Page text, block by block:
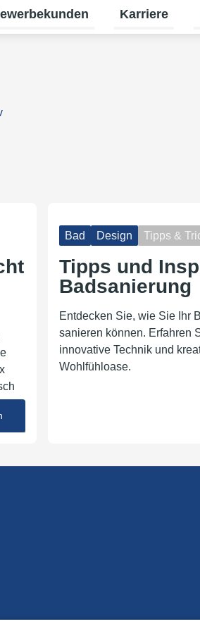
Energien umschalten
für PrivatkundenUntermenü für
Karriere
Bad Design Tipps &
Tipps und
Badsanierung
Entdecken Sie, wie Sie Ihr
sanieren können. Erfahren
innovative Technik und
Wohlfühloase.